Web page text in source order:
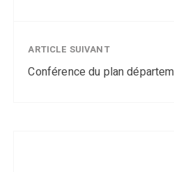
ARTICLE SUIVANT
Conférence du plan